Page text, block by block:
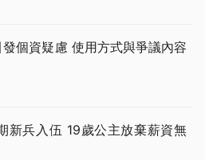
個資疑慮 使用方式與爭議內容
新兵入伍 19歲公主放棄薪資無